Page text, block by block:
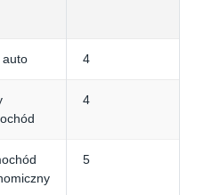
auto 4
4
5